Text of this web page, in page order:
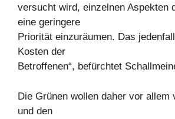
versucht wird, einzelnen Aspekten
eine geringere
Priorität einzuräumen. Das
Kosten der
Betroffenen“, befürchtet
Die Grünen wollen daher vor allem
und den